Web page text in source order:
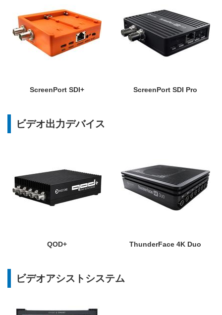
ScreenPort SDI+ ScreenPort SDI Pro
ビデオ出力デバイス
QOD+ ThunderFace 4K Duo
ビデオアシストシステム